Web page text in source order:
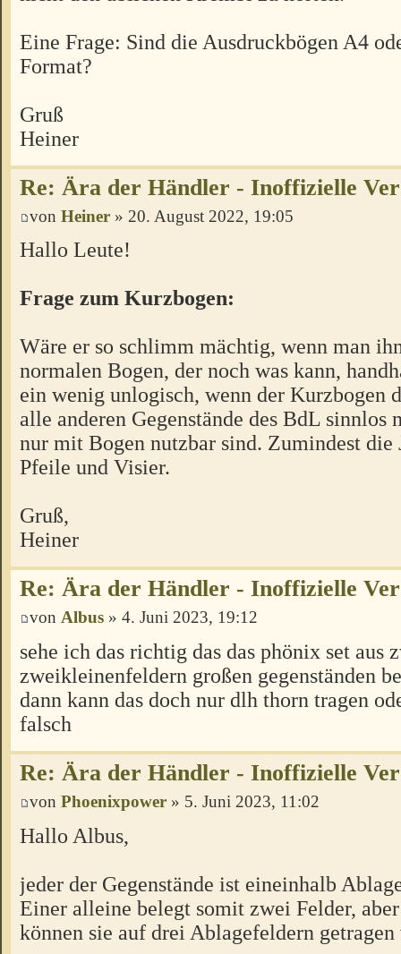
Eine Frage: Sind die Ausdruckbögen A4
Format?
Gruß
Heiner
Re: Ära der Händler - Inoffizielle
von Heiner » 20. August 2022, 19:05
Hallo Leute!
Frage zum Kurzbogen:
Wäre er so schlimm mächtig, wenn man
normalen Bogen, der noch was kann,
ein wenig unlogisch, wenn der Kurzbogen
alle anderen Gegenstände des BdL sinnlos
nur mit Bogen nutzbar sind. Zumindest die
Pfeile und Visier.
Gruß,
Heiner
Re: Ära der Händler - Inoffizielle
von Albus » 4. Juni 2023, 19:12
sehe ich das richtig das das phönix set aus
zweikleinenfeldern großen gegenständen
dann kann das doch nur dlh thorn tragen
falsch
Re: Ära der Händler - Inoffizielle
von Phoenixpower » 5. Juni 2023, 11:02
Hallo Albus,
jeder der Gegenstände ist eineinhalb
Einer alleine belegt somit zwei Felder,
können sie auf drei Ablagefeldern getragen